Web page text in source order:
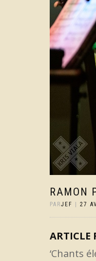
RAMON
PARJEF 27
ARTICLE
‘Chants